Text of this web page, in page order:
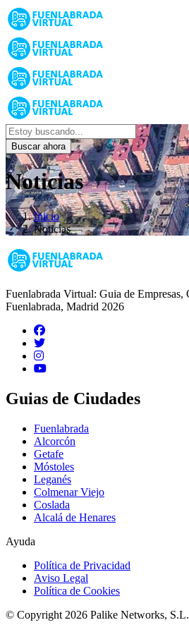
Buscar ahora
Noticias
Inicio
Noticias
Fuenlabrada Virtual: Guia de Empresas,
Fuenlabrada, Madrid 2026
Guias de Ciudades
Fuenlabrada
Alcorcón
Getafe
Móstoles
Leganés
Colmenar Viejo
Coslada
Alcalá de Henares
Ayuda
Política de Privacidad
Aviso Legal
Política de Cookies
© Copyright 2026 Palike Networks,